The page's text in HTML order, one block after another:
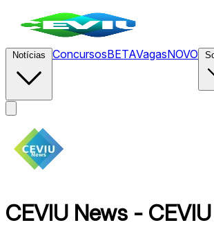
ConcursosBETAVagasNOVO
CEVIU News -